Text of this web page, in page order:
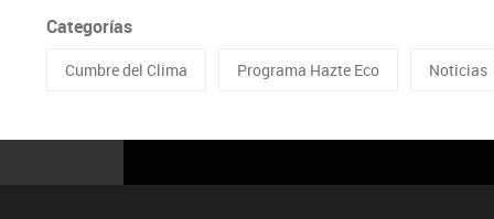
Categorías
Cumbre del Clima Programa Hazte Eco Noticias